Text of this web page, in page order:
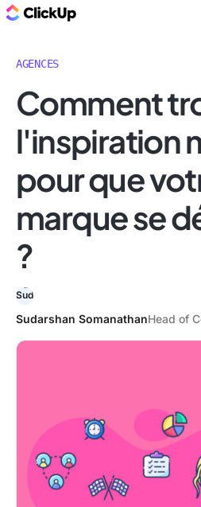
AGENCES
Comment
l'inspiration
pour que
marque se
?
Sudarshan SomanathanHead of